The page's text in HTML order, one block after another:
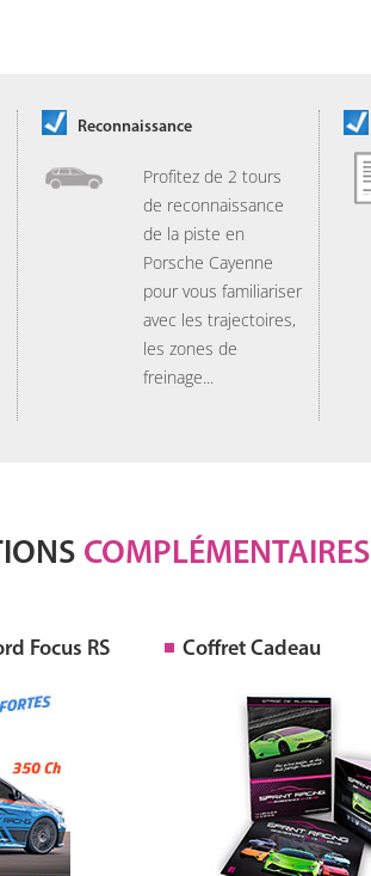
Reconnaissance
Profitez de 2 tours
de reconnaissance
de la piste en
Porsche Cayenne
pour vous familiariser
avec les trajectoires,
les zones de
freinage...
COMPLÉMENTAIRES
Focus RS Coffret Cadeau